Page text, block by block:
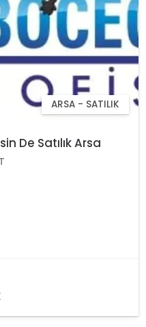
ARSA - SATILIK
De Satılık Arsa